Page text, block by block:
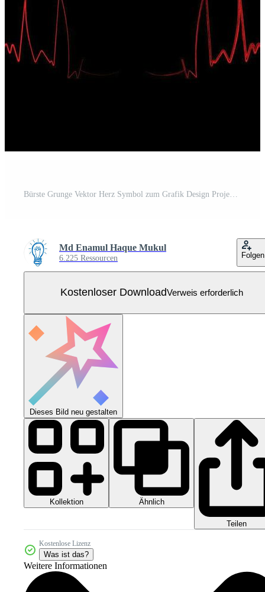
Md Enamul Haque Mukul
6.225 Ressourcen Folgen
Kostenloser DownloadVerweis erforderlich
Dieses Bild neu gestalten
Kollektion Ähnlich
Teilen
Kostenlose Lizenz
Was ist das?
Weitere Informationen